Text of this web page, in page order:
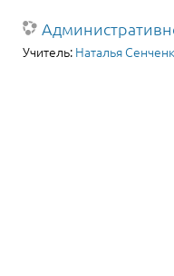
Учитель: Наталья